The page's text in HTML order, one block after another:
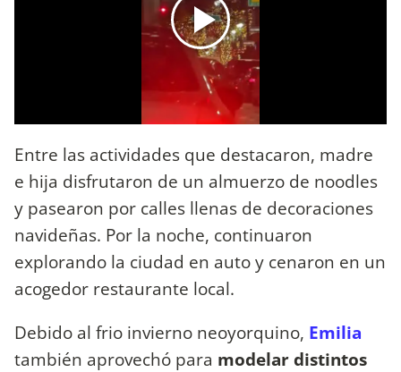
Entre las actividades que destacaron, madre
e hija disfrutaron de un almuerzo de noodles
y pasearon por calles llenas de decoraciones
navideñas. Por la noche, continuaron
explorando la ciudad en auto y cenaron en un
acogedor restaurante local.
Debido al frio invierno neoyorquino, Emilia
también aprovechó para modelar distintos